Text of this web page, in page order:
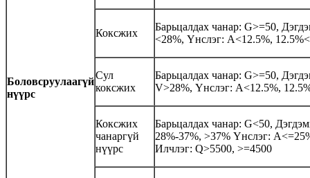
Боловсруулаагүй
нүүрс
Коксжих
Барьцалдах чанар: G>=50,
<28%, Үнслэг: A<12.5%,
Сул
коксжих
Барьцалдах чанар: G>=50,
V>28%, Үнслэг: A<12.5%,
Коксжих
чанаргүй
нүүрс
Барьцалдах чанар: G<50,
28%-37%, >37% Үнслэг:
Илчлэг: Q>5500, >=4500